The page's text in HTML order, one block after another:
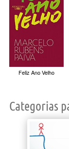
Feliz Ano Velho
Categorias